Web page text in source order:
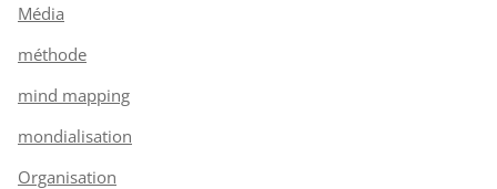
Média
méthode
mind mapping
mondialisation
Organisation